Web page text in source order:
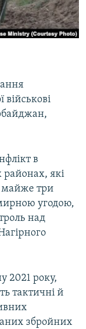
в
районах, які
майже три
угодою,
над
2021 року,
тактичні й
збройних